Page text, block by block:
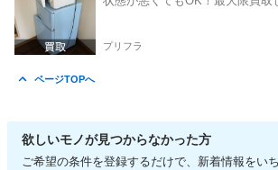
プリフラ
ページTOPへ
欲しいモノが見つからなかった方
ご希望の条件を登録するだけで、新着情報をい